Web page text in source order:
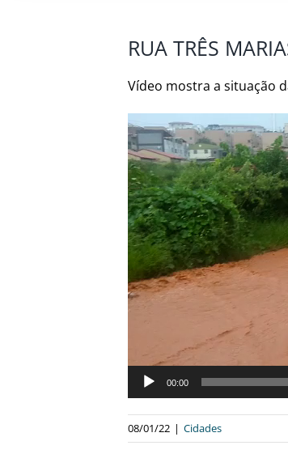
RUA TRÊS
Vídeo mostra a situação
Tocador
de
vídeo
00:00
08/01/22 | Cidades